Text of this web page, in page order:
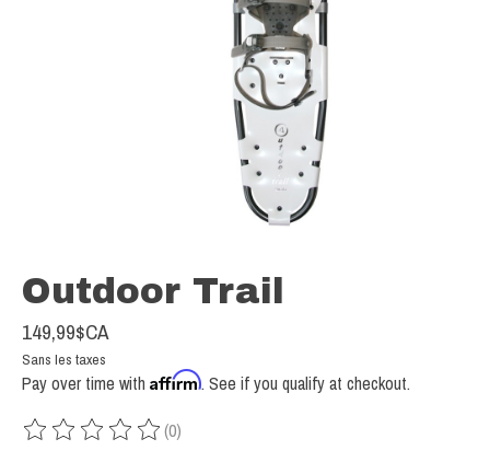
Outdoor Trail
149,99$CA
Sans les taxes
Pay over time with Affirm. See if you qualify at checkout.
Ce produit est évalué à
(0)